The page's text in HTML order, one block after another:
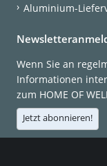
Aluminium-
Wenn Sie an
Informationen
zum HOME OF
Jetzt abonnieren!